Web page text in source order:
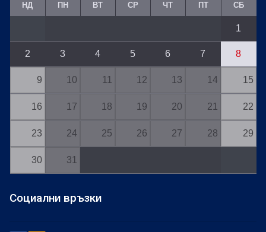
НД ПН ВТ СР ЧТ ПТ СБ
1
2 3 4 5 6 7 8
9 10 11 12 13 14 15
16 17 18 19 20 21 22
23 24 25 26 27 28 29
30 31
Социални връзки